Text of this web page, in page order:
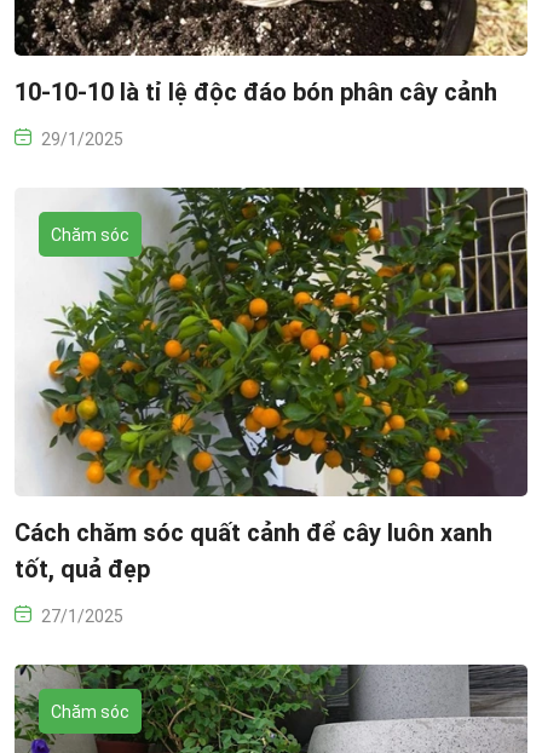
10-10-10 là tỉ lệ độc đáo bón phân cây cảnh
29/1/2025
Chăm sóc
Cách chăm sóc quất cảnh để cây luôn xanh
tốt, quả đẹp
27/1/2025
Chăm sóc